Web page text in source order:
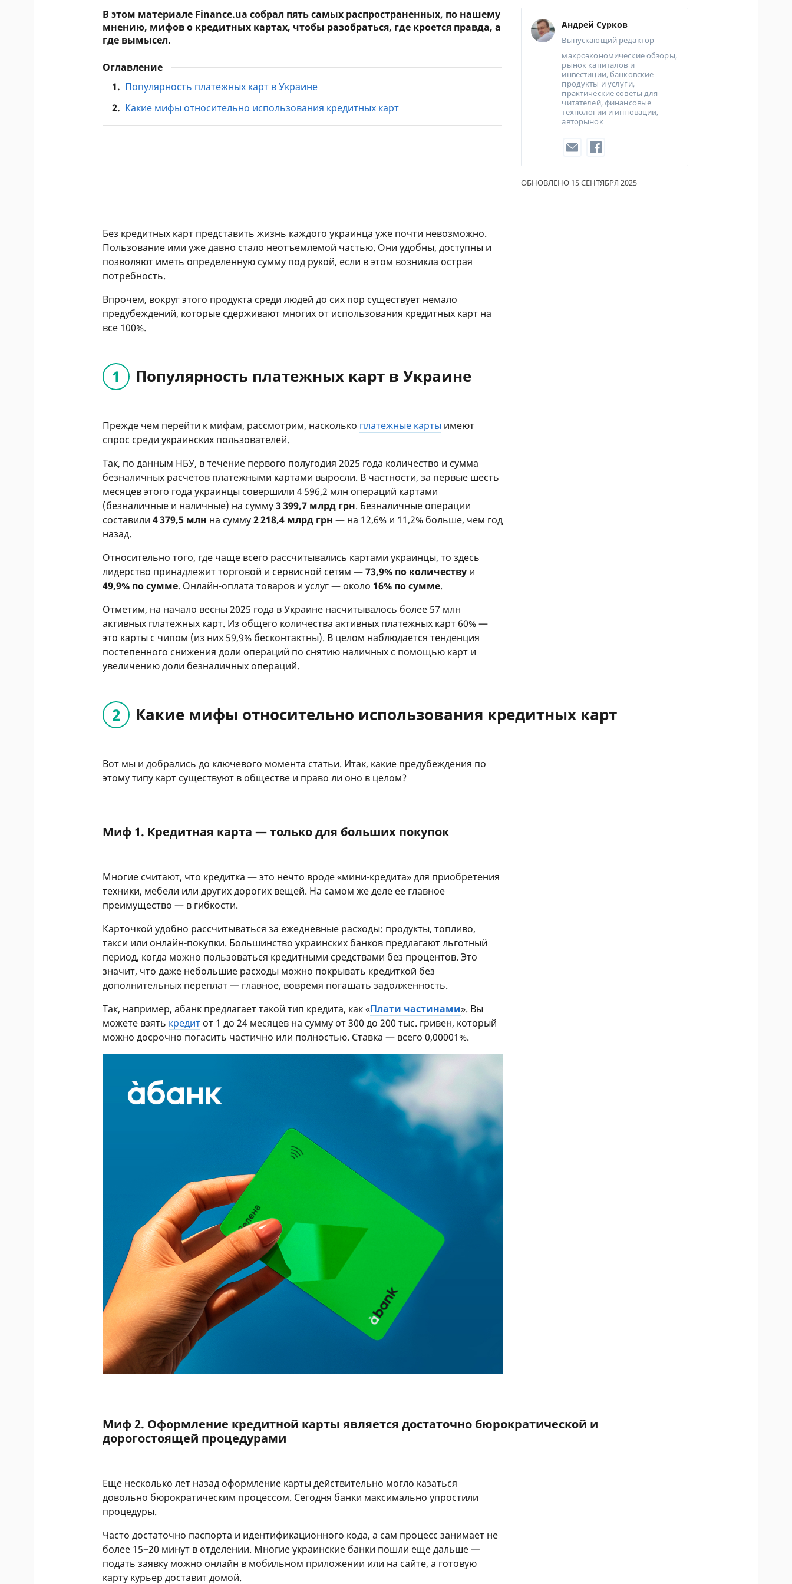
В этом материале Finance.ua собрал пять самых распространенных, по нашему
мнению, мифов о кредитных картах, чтобы разобраться, где кроется правда, а
где вымысел.
Оглавление
1. Популярность платежных карт в Украине
2. Какие мифы относительно использования кредитных карт
Андрей Сурков
Выпускающий редактор
макроэкономические обзоры,
рынок капиталов и
инвестиции, банковские
продукты и услуги,
практические советы для
читателей, финансовые
технологии и инновации,
авторынок
ОБНОВЛЕНО 15 СЕНТЯБРЯ 2025
Без кредитных карт представить жизнь каждого украинца уже почти невозможно.
Пользование ими уже давно стало неотъемлемой частью. Они удобны, доступны и
позволяют иметь определенную сумму под рукой, если в этом возникла острая
потребность.
Впрочем, вокруг этого продукта среди людей до сих пор существует немало
предубеждений, которые сдерживают многих от использования кредитных карт на
все 100%.
Популярность платежных карт в Украине
Прежде чем перейти к мифам, рассмотрим, насколько платежные карты имеют
спрос среди украинских пользователей.
Так, по данным НБУ, в течение первого полугодия 2025 года количество и сумма
безналичных расчетов платежными картами выросли. В частности, за первые шесть
месяцев этого года украинцы совершили 4 596,2 млн операций картами
(безналичные и наличные) на сумму3 399,7 млрд грн. Безналичные операции
составили4 379,5 млн на сумму2 218,4 млрд грн — на 12,6% и 11,2% больше, чем год
назад.
Относительно того, где чаще всего рассчитывались картами украинцы, то здесь
лидерство принадлежит торговой и сервисной сетям —73,9% по количеству и
49,9% по сумме. Онлайн-оплата товаров и услуг — около 16% по сумме.
Отметим, на начало весны 2025 года в Украине насчитывалось более 57 млн ​​
активных платежных карт. Из общего количества активных платежных карт 60% —
это карты с чипом (из них 59,9% бесконтактны). В целом наблюдается тенденция
постепенного снижения доли операций по снятию наличных с помощью карт и
увеличению доли безналичных операций.
Какие мифы относительно использования кредитных карт
Вот мы и добрались до ключевого момента статьи. Итак, какие предубеждения по
этому типу карт существуют в обществе и право ли оно в целом?
Миф 1. Кредитная карта — только для больших покупок
Многие считают, что кредитка — это нечто вроде «мини-кредита» для приобретения
техники, мебели или других дорогих вещей. На самом же деле ее главное
преимущество — в гибкости.
Карточкой удобно рассчитываться за ежедневные расходы: продукты, топливо,
такси или онлайн-покупки. Большинство украинских банков предлагают льготный
период, когда можно пользоваться кредитными средствами без процентов. Это
значит, что даже небольшие расходы можно покрывать кредиткой без
дополнительных переплат — главное, вовремя погашать задолженность.
Так, например, абанк предлагает такой тип кредита, как «Плати частинами». Вы
можете взять кредит от 1 до 24 месяцев на сумму от 300 до 200 тыс. гривен, который
можно досрочно погасить частично или полностью. Ставка — всего 0,00001%.
Миф 2. Оформление кредитной карты является достаточно бюрократической и
дорогостоящей процедурами
Еще несколько лет назад оформление карты действительно могло казаться
довольно бюрократическим процессом. Сегодня банки максимально упростили
процедуры.
Часто достаточно паспорта и идентификационного кода, а сам процесс занимает не
более 15−20 минут в отделении. Многие украинские банки пошли еще дальше —
подать заявку можно онлайн в мобильном приложении или на сайте, а готовую
карту курьер доставит домой.